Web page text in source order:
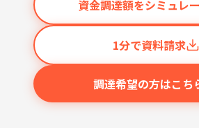
資金調達額をシミュレ
1分で資料請求
調達希望の方はこち